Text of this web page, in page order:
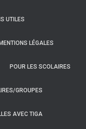
UTILES
MENTIONS LÉGALES
POUR LES SCOLAIRES
GROUPES
AVEC TIGA